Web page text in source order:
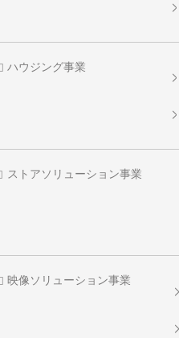
ハウジング事業
ストアソリューション事業
映像ソリューション事業